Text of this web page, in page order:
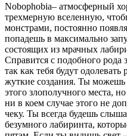
Nobophobia– атмосферный
трехмерную вселенную,
монстрами, постоянно
попадешь в максимально
состоящих из мрачных
Справится с подобного рода
так как тебя будут
жуткие создания. Ты
этого злополучного места,
ни в коем случае этого не
чеку. Ты всегда будешь
безумного лабиринта,